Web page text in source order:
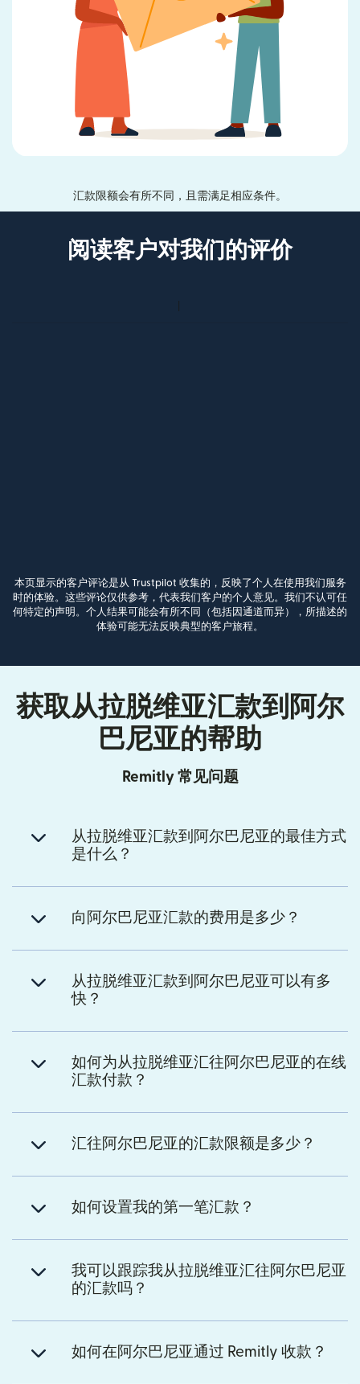
汇款限额会有所不同，且需满足相应条件。
阅读客户对我们的评价
本页显示的客户评论是从 Trustpilot 收集的，反映了个人在使用我们服务
时的体验。这些评论仅供参考，代表我们客户的个人意见。我们不认可任
何特定的声明。个人结果可能会有所不同（包括因通道而异），所描述的
体验可能无法反映典型的客户旅程。
获取从拉脱维亚汇款到阿尔
巴尼亚的帮助
Remitly 常见问题
从拉脱维亚汇款到阿尔巴尼亚的最佳方式
是什么？
向阿尔巴尼亚汇款的费用是多少？
从拉脱维亚汇款到阿尔巴尼亚可以有多
快？
如何为从拉脱维亚汇往阿尔巴尼亚的在线
汇款付款？
汇往阿尔巴尼亚的汇款限额是多少？
如何设置我的第一笔汇款？
我可以跟踪我从拉脱维亚汇往阿尔巴尼亚
的汇款吗？
如何在阿尔巴尼亚通过 Remitly 收款？